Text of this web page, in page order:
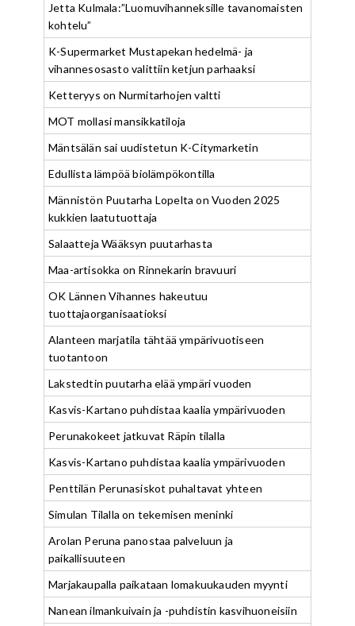
Jetta Kulmala:”Luomuvihanneksille tavanomaisten
kohtelu”
K-Supermarket Mustapekan hedelmä- ja
vihannesosasto valittiin ketjun parhaaksi
Ketteryys on Nurmitarhojen valtti
MOT mollasi mansikkatiloja
Mäntsälän sai uudistetun K-Citymarketin
Edullista lämpöä biolämpökontilla
Männistön Puutarha Lopelta on Vuoden 2025
kukkien laatutuottaja
Salaatteja Wääksyn puutarhasta
Maa-artisokka on Rinnekarin bravuuri
OK Lännen Vihannes hakeutuu
tuottajaorganisaatioksi
Alanteen marjatila tähtää ympärivuotiseen
tuotantoon
Lakstedtin puutarha elää ympäri vuoden
Kasvis-Kartano puhdistaa kaalia ympärivuoden
Perunakokeet jatkuvat Räpin tilalla
Kasvis-Kartano puhdistaa kaalia ympärivuoden
Penttilän Perunasiskot puhaltavat yhteen
Simulan Tilalla on tekemisen meninki
Arolan Peruna panostaa palveluun ja
paikallisuuteen
Marjakaupalla paikataan lomakuukauden myynti
Nanean ilmankuivain ja -puhdistin kasvihuoneisiin